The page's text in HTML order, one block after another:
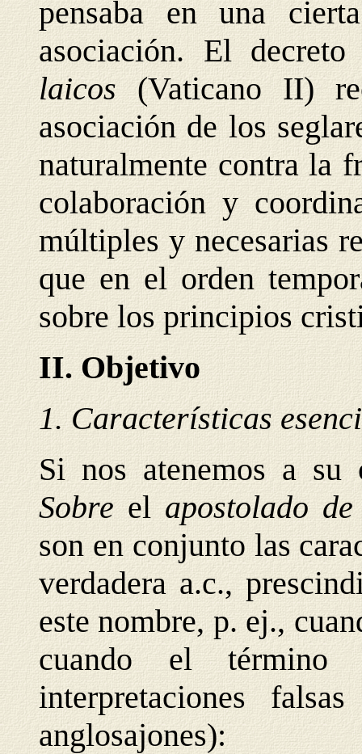
pensaba en una
asociación. El
laicos(Vaticano II)
asociación de los
naturalmente contra la
colaboración y
múltiples y necesarias
que en el orden
sobre los principios
II. Objetivo
1. Características
Si nos atenemos a
Sobreelapostolado
son en conjunto las
verdadera a.c.,
este nombre, p. ej.,
cuando el
interpretaciones
anglosajones):